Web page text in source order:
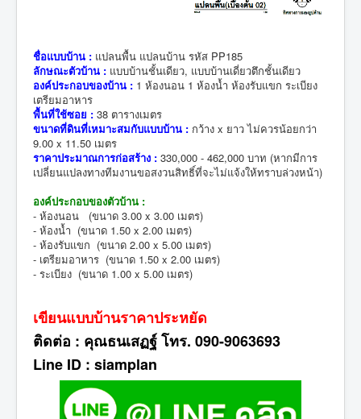
ชื่อแบบบ้าน : แปลนพื้น แปลนบ้าน รหัส PP185
ลักษณะตัวบ้าน : แบบบ้านชั้นเดียว, แบบบ้านเดี่ยวตึกชั้นเดียว
องค์ประกอบของบ้าน : 1 ห้องนอน 1 ห้องน้ำ ห้องรับแขก ระเบียง
เตรียมอาหาร
พื้นที่ใช้ซอย : 38 ตารางเมตร
ขนาดที่ดินที่เหมาะสมกับแบบบ้าน : กว้าง x ยาว ไม่ควรน้อยกว่า
9.00 x 11.50 เมตร
ราคาประมาณการก่อสร้าง : 330,000 - 462,000 บาท (หากมีการ
เปลี่ยนแปลงทางทีมงานขอสงวนสิทธิ์ที่จะไม่แจ้งให้ทราบล่วงหน้า)
องค์ประกอบของตัวบ้าน :
- ห้องนอน (ขนาด 3.00 x 3.00 เมตร)
- ห้องน้ำ (ขนาด 1.50 x 2.00 เมตร)
- ห้องรับแขก (ขนาด 2.00 x 5.00 เมตร)
- เตรียมอาหาร (ขนาด 1.50 x 2.00 เมตร)
- ระเบียง (ขนาด 1.00 x 5.00 เมตร)
เขียนแบบบ้านราคาประหยัด
ติดต่อ : คุณธนเสฏฐ์ โทร. 090-9063693
Line ID : siamplan